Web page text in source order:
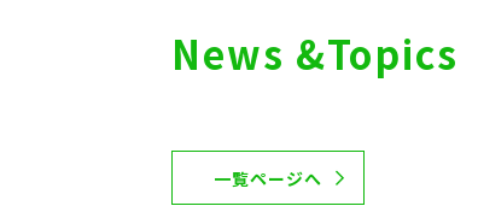
News &Topics
一覧ページへ